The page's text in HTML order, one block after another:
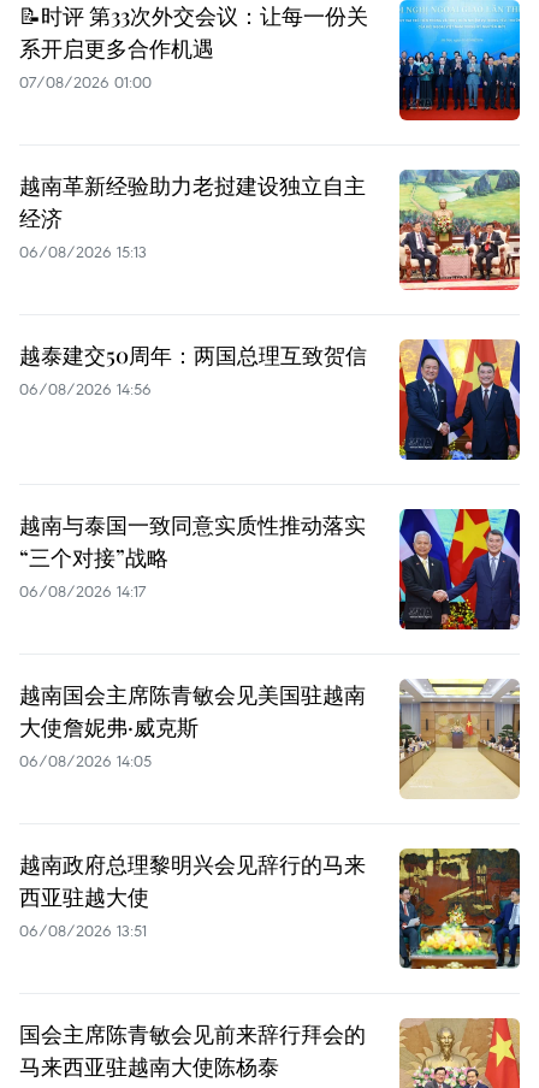
📝时评 第33次外交会议：让每一份关
系开启更多合作机遇
07/08/2026 01:00
越南革新经验助力老挝建设独立自主
经济
06/08/2026 15:13
越泰建交50周年：两国总理互致贺信
06/08/2026 14:56
越南与泰国一致同意实质性推动落实
“三个对接”战略
06/08/2026 14:17
越南国会主席陈青敏会见美国驻越南
大使詹妮弗·威克斯
06/08/2026 14:05
越南政府总理黎明兴会见辞行的马来
西亚驻越大使
06/08/2026 13:51
国会主席陈青敏会见前来辞行拜会的
马来西亚驻越南大使陈杨泰